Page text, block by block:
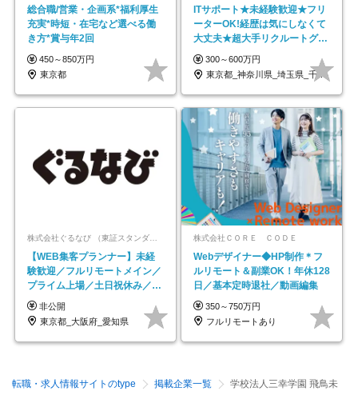
総合職/営業・企画系*福利厚生
充実*時短・在宅など選べる働
き方*賞与年2回
450～850万円
東京都
ITサポート★未経験歓迎★フリ
ーターOK!経歴は気にしなくて
大丈夫★超大手リクルートグル
ープの正社員/sg
300～600万円
東京都_神奈川県_埼玉県_千葉県_大阪府…
株式会社ぐるなび （東証スタンダード上場）
【WEB集客プランナー】未経
験歓迎／フルリモートメイン／
プライム上場／土日祝休み／東
京・大阪・名古屋
非公開
東京都_大阪府_愛知県
株式会社ＣＯＲＥ ＣＯＤＥ
Webデザイナー◆HP制作＊フ
ルリモート＆副業OK！年休128
日／基本定時退社／動画編集
350～750万円
フルリモートあり
転職・求人情報サイトのtype 掲載企業一覧 学校法人三幸学園 飛鳥未